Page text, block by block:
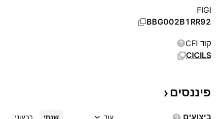
FIGI
BBG002B1RR92
קוד CFI
CICILS
פיננסים
ביצועים שנתי רבעוני עוד